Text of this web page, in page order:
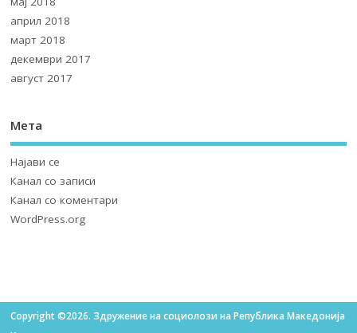
април 2018
март 2018
декември 2017
август 2017
Мета
Најави се
Канал со записи
Канал со коментари
WordPress.org
Copyright ©2026. Здружение на социолози на Република Македонија